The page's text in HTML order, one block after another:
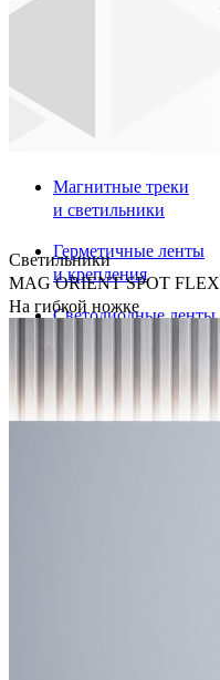
Магнитные треки
и светильники
Герметичные ленты
и крепления
Светодиодные ленты
Светильники
MAG ORIENT SPOT FLEX
На гибкой ножке